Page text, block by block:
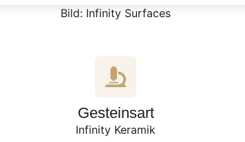
Bild: Infinity Surfaces
Gesteinsart
Infinity Keramik